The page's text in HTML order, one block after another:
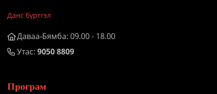
Данс бүртгэл
Даваа-Бямба: 09.00 - 18.00
Утас: 9050 8809
Програм